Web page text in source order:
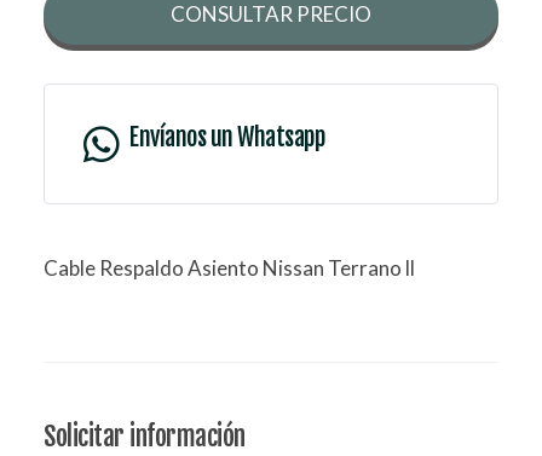
CONSULTAR PRECIO
Envíanos un Whatsapp
Cable Respaldo Asiento Nissan Terrano ll
Solicitar información